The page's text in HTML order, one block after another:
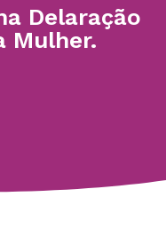
Delaração
Mulher.